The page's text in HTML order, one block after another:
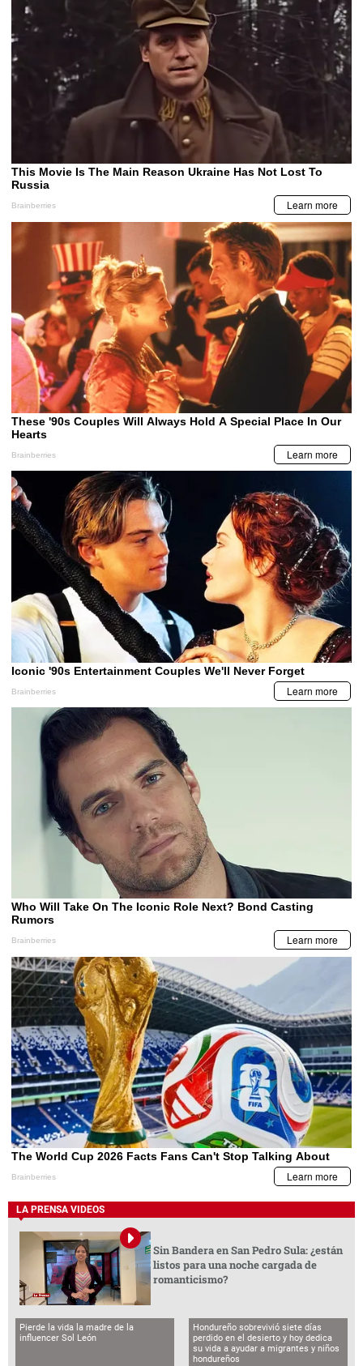
LA PRENSA VIDEOS
Sin Bandera en San Pedro Sula: ¿están
listos para una noche cargada de
romanticismo?
Pierde la vida la madre de la
influencer Sol León
Hondureño sobrevivió siete días
perdido en el desierto y hoy dedica
su vida a ayudar a migrantes y niños
hondureños